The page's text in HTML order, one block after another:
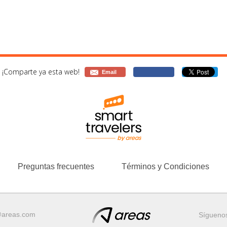
¡Comparte ya esta web! Email
Preguntas frecuentes Términos y Condiciones